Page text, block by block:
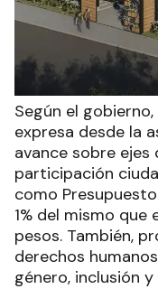
Según el
expresa desde la
avance sobre
participación
como
1% del mismo que
pesos. También,
derechos
género, inclusión